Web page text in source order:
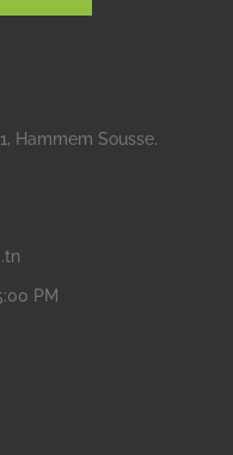
Hammem Sousse.
PM